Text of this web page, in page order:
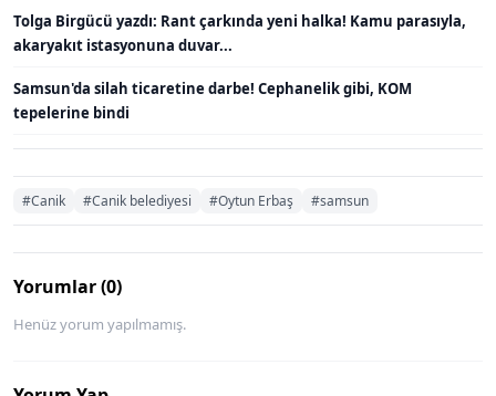
Tolga Birgücü yazdı: Rant çarkında yeni halka! Kamu parasıyla,
akaryakıt istasyonuna duvar...
Samsun'da silah ticaretine darbe! Cephanelik gibi, KOM
tepelerine bindi
#Canik #Canik belediyesi #Oytun Erbaş #samsun
Yorumlar (0)
Henüz yorum yapılmamış.